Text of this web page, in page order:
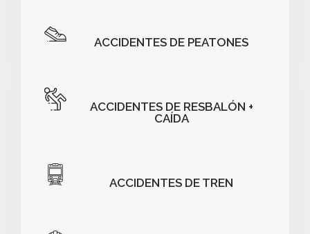
ACCIDENTES DE PEATONES
ACCIDENTES DE RESBALÓN +
CAÍDA
ACCIDENTES DE TREN